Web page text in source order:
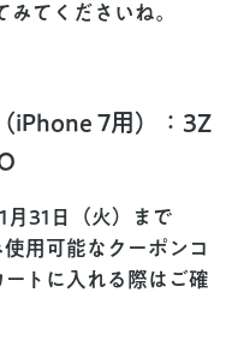
てくださいね。
iPhone 7用）：3Z
月31日（火）まで
用可能なクーポンコ
トに入れる際はご確